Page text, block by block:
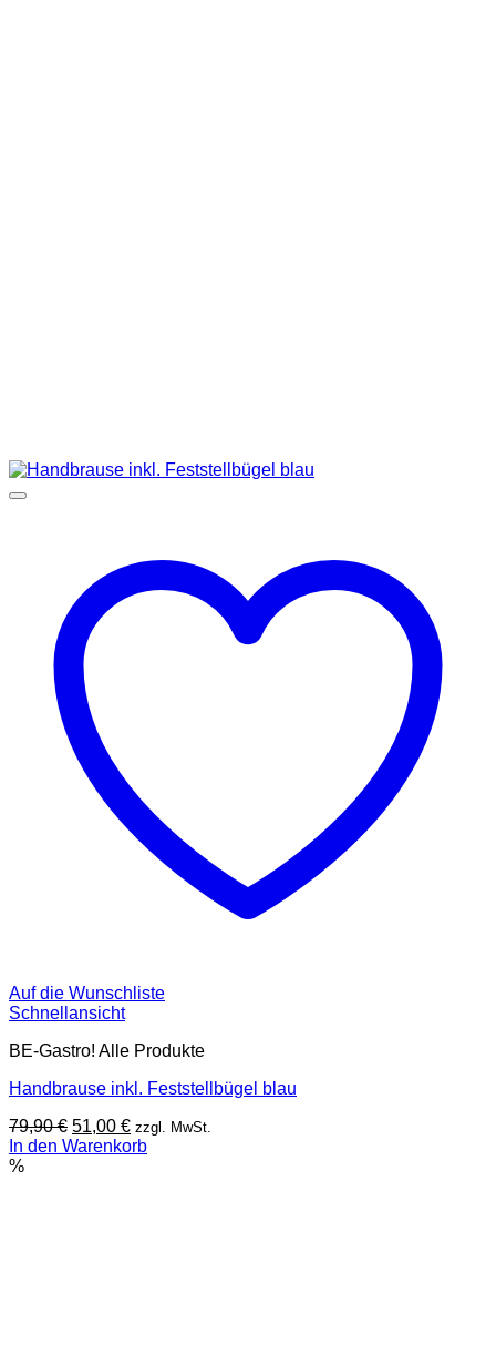
Auf die Wunschliste
Schnellansicht
BE-Gastro! Alle Produkte
Handbrause inkl. Feststellbügel blau
79,90€ Ursprünglicher
Preis
51,00 €Aktueller
Preis
zzgl. MwSt.
In den Warenkorb
%